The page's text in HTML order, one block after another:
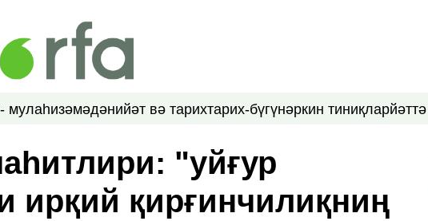
мулаһизәмәдәнийәт вә тарихтарих-бүгүнәркин тиниқлар
"уйғур
ирқий қирғинчилиқниң